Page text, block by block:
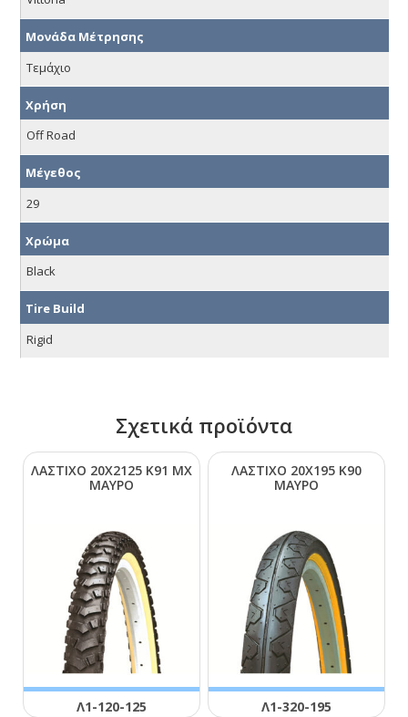
Μονάδα Μέτρησης
Τεμάχιο
Χρήση
Off Road
Μέγεθος
29
Χρώμα
Black
Tire Build
Rigid
Σχετικά προϊόντα
ΛΑΣΤΙΧΟ 20Χ2125 Κ91 ΜΧ
ΜΑΥΡΟ
Λ1-120-125
ΛΑΣΤΙΧΟ 20Χ195 Κ90
ΜΑΥΡΟ
Λ1-320-195